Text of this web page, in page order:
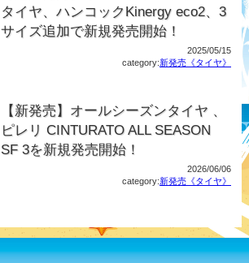
タイヤ、ハンコックKinergy eco2、3
サイズ追加で新規発売開始！
2025/05/15
category:新発売《タイヤ》
【新発売】オールシーズンタイヤ 、
ピレリ CINTURATO ALL SEASON
SF 3を新規発売開始！
2026/06/06
category:新発売《タイヤ》